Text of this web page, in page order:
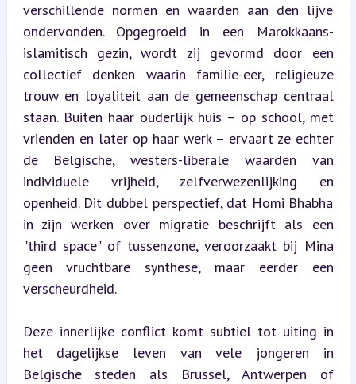
verschillende normen en waarden aan den lijve
ondervonden. Opgegroeid in een Marokkaans-
islamitisch gezin, wordt zij gevormd door een
collectief denken waarin familie-eer, religieuze
trouw en loyaliteit aan de gemeenschap centraal
staan. Buiten haar ouderlijk huis – op school, met
vrienden en later op haar werk – ervaart ze echter
de Belgische, westers-liberale waarden van
individuele vrijheid, zelfverwezenlijking en
openheid. Dit dubbel perspectief, dat Homi Bhabha
in zijn werken over migratie beschrijft als een
"third space" of tussenzone, veroorzaakt bij Mina
geen vruchtbare synthese, maar eerder een
verscheurdheid.
Deze innerlijke conflict komt subtiel tot uiting in
het dagelijkse leven van vele jongeren in
Belgische steden als Brussel, Antwerpen of